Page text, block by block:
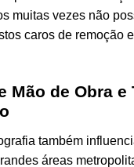
muitas vezes não
caros de remoção
Mão de Obra e
também
áreas